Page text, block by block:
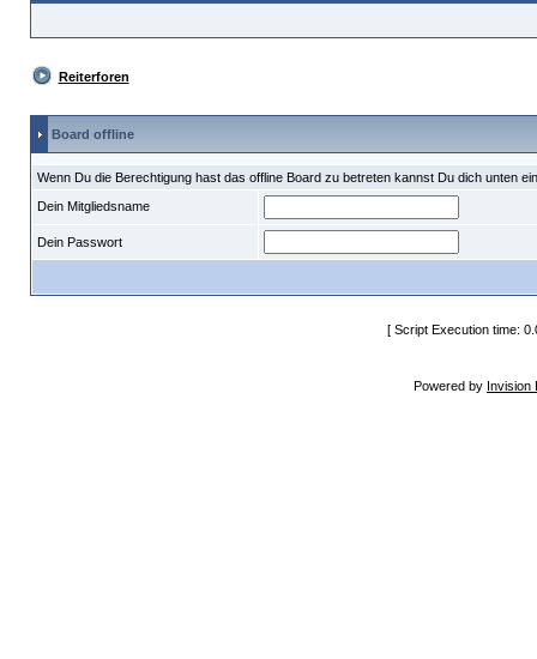
Reiterforen
Board offline
Wenn Du die Berechtigung hast das offline Board zu betreten kannst Du dich unten
Dein Mitgliedsname
Dein Passwort
[ Script Execution time:
Powered by Invision